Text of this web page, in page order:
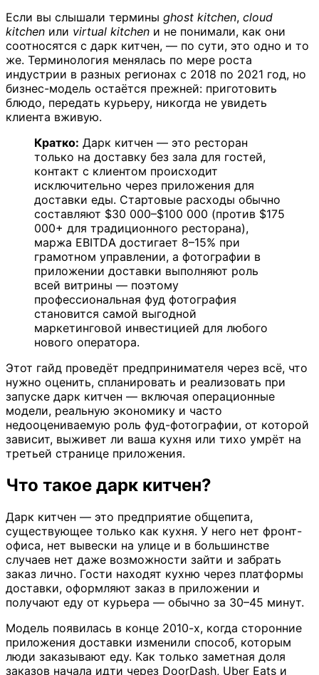
Если вы слышали термины ghost kitchen, cloud
kitchen или virtual kitchen и не понимали, как они
соотносятся с дарк китчен, — по сути, это одно и то
же. Терминология менялась по мере роста
индустрии в разных регионах с 2018 по 2021 год, но
бизнес-модель остаётся прежней: приготовить
блюдо, передать курьеру, никогда не увидеть
клиента вживую.
Кратко: Дарк китчен — это ресторан
только на доставку без зала для гостей,
контакт с клиентом происходит
исключительно через приложения для
доставки еды. Стартовые расходы обычно
составляют $30 000–$100 000 (против $175
000+ для традиционного ресторана),
маржа EBITDA достигает 8–15% при
грамотном управлении, а фотографии в
приложении доставки выполняют роль
всей витрины — поэтому
профессиональная фуд фотография
становится самой выгодной
маркетинговой инвестицией для любого
нового оператора.
Этот гайд проведёт предпринимателя через всё, что
нужно оценить, спланировать и реализовать при
запуске дарк китчен — включая операционные
модели, реальную экономику и часто
недооцениваемую роль фуд-фотографии, от которой
зависит, выживет ли ваша кухня или тихо умрёт на
третьей странице приложения.
Что такое дарк китчен?
Дарк китчен — это предприятие общепита,
существующее только как кухня. У него нет фронт-
офиса, нет вывески на улице и в большинстве
случаев нет даже возможности зайти и забрать
заказ лично. Гости находят кухню через платформы
доставки, оформляют заказ в приложении и
получают еду от курьера — обычно за 30–45 минут.
Модель появилась в конце 2010-х, когда сторонние
приложения доставки изменили способ, которым
люди заказывают еду. Как только заметная доля
заказов начала идти через DoorDash, Uber Eats и